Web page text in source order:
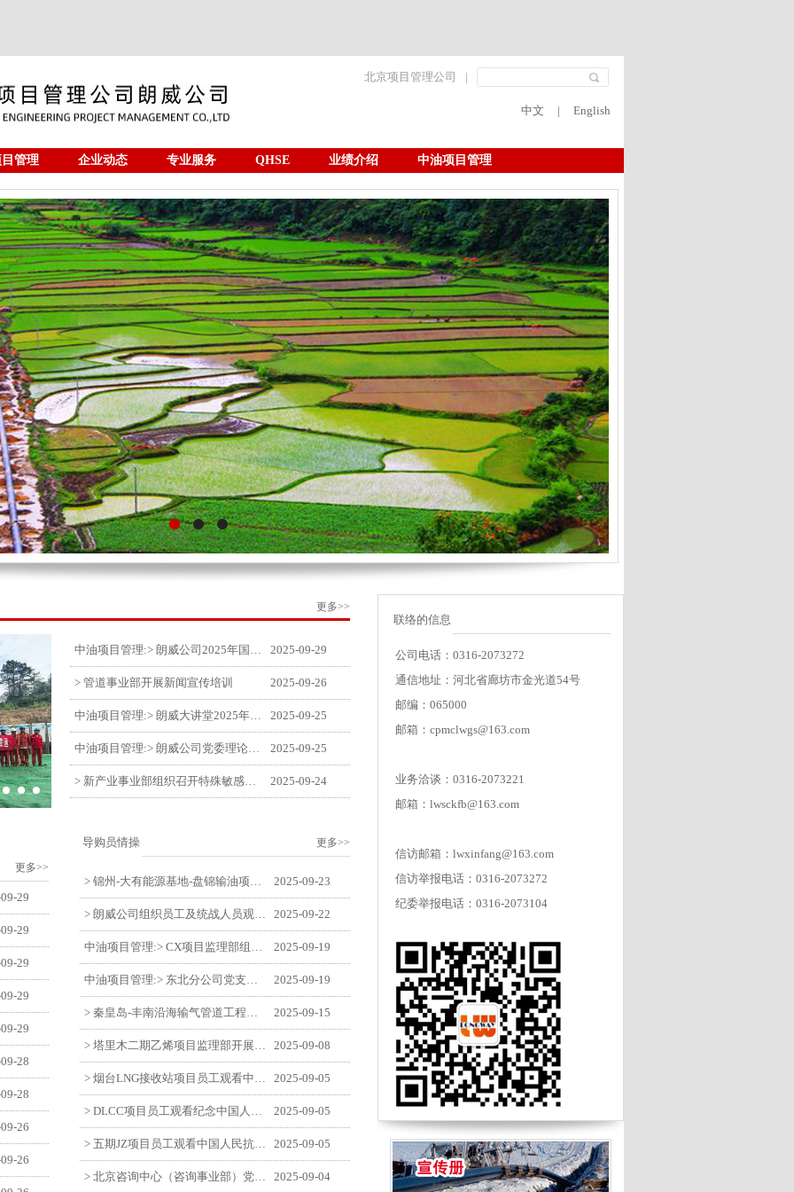
北京项目管理公司 |
中文 | English
管理 企业动态 专业服务 QHSE 业绩介绍 中油项目管理
更多>>
2025-09-29
> 管道事业部开展新闻宣传培训 2025-09-26
2025-09-25
2025-09-25
2025-09-24
更多>>
29
29
29
29
29
28
28
26
26
导购员情操 更多>>
2025-09-23
2025-09-22
2025-09-19
2025-09-19
2025-09-15
2025-09-08
2025-09-05
2025-09-05
2025-09-05
2025-09-04
联络的信息
公司电话：0316-2073272
通信地址：河北省廊坊市金光道54号
邮编：065000
邮箱：cpmclwgs@163.com
业务洽谈：0316-2073221
邮箱：lwsckfb@163.com
信访邮箱：lwxinfang@163.com
信访举报电话：0316-2073272
纪委举报电话：0316-2073104